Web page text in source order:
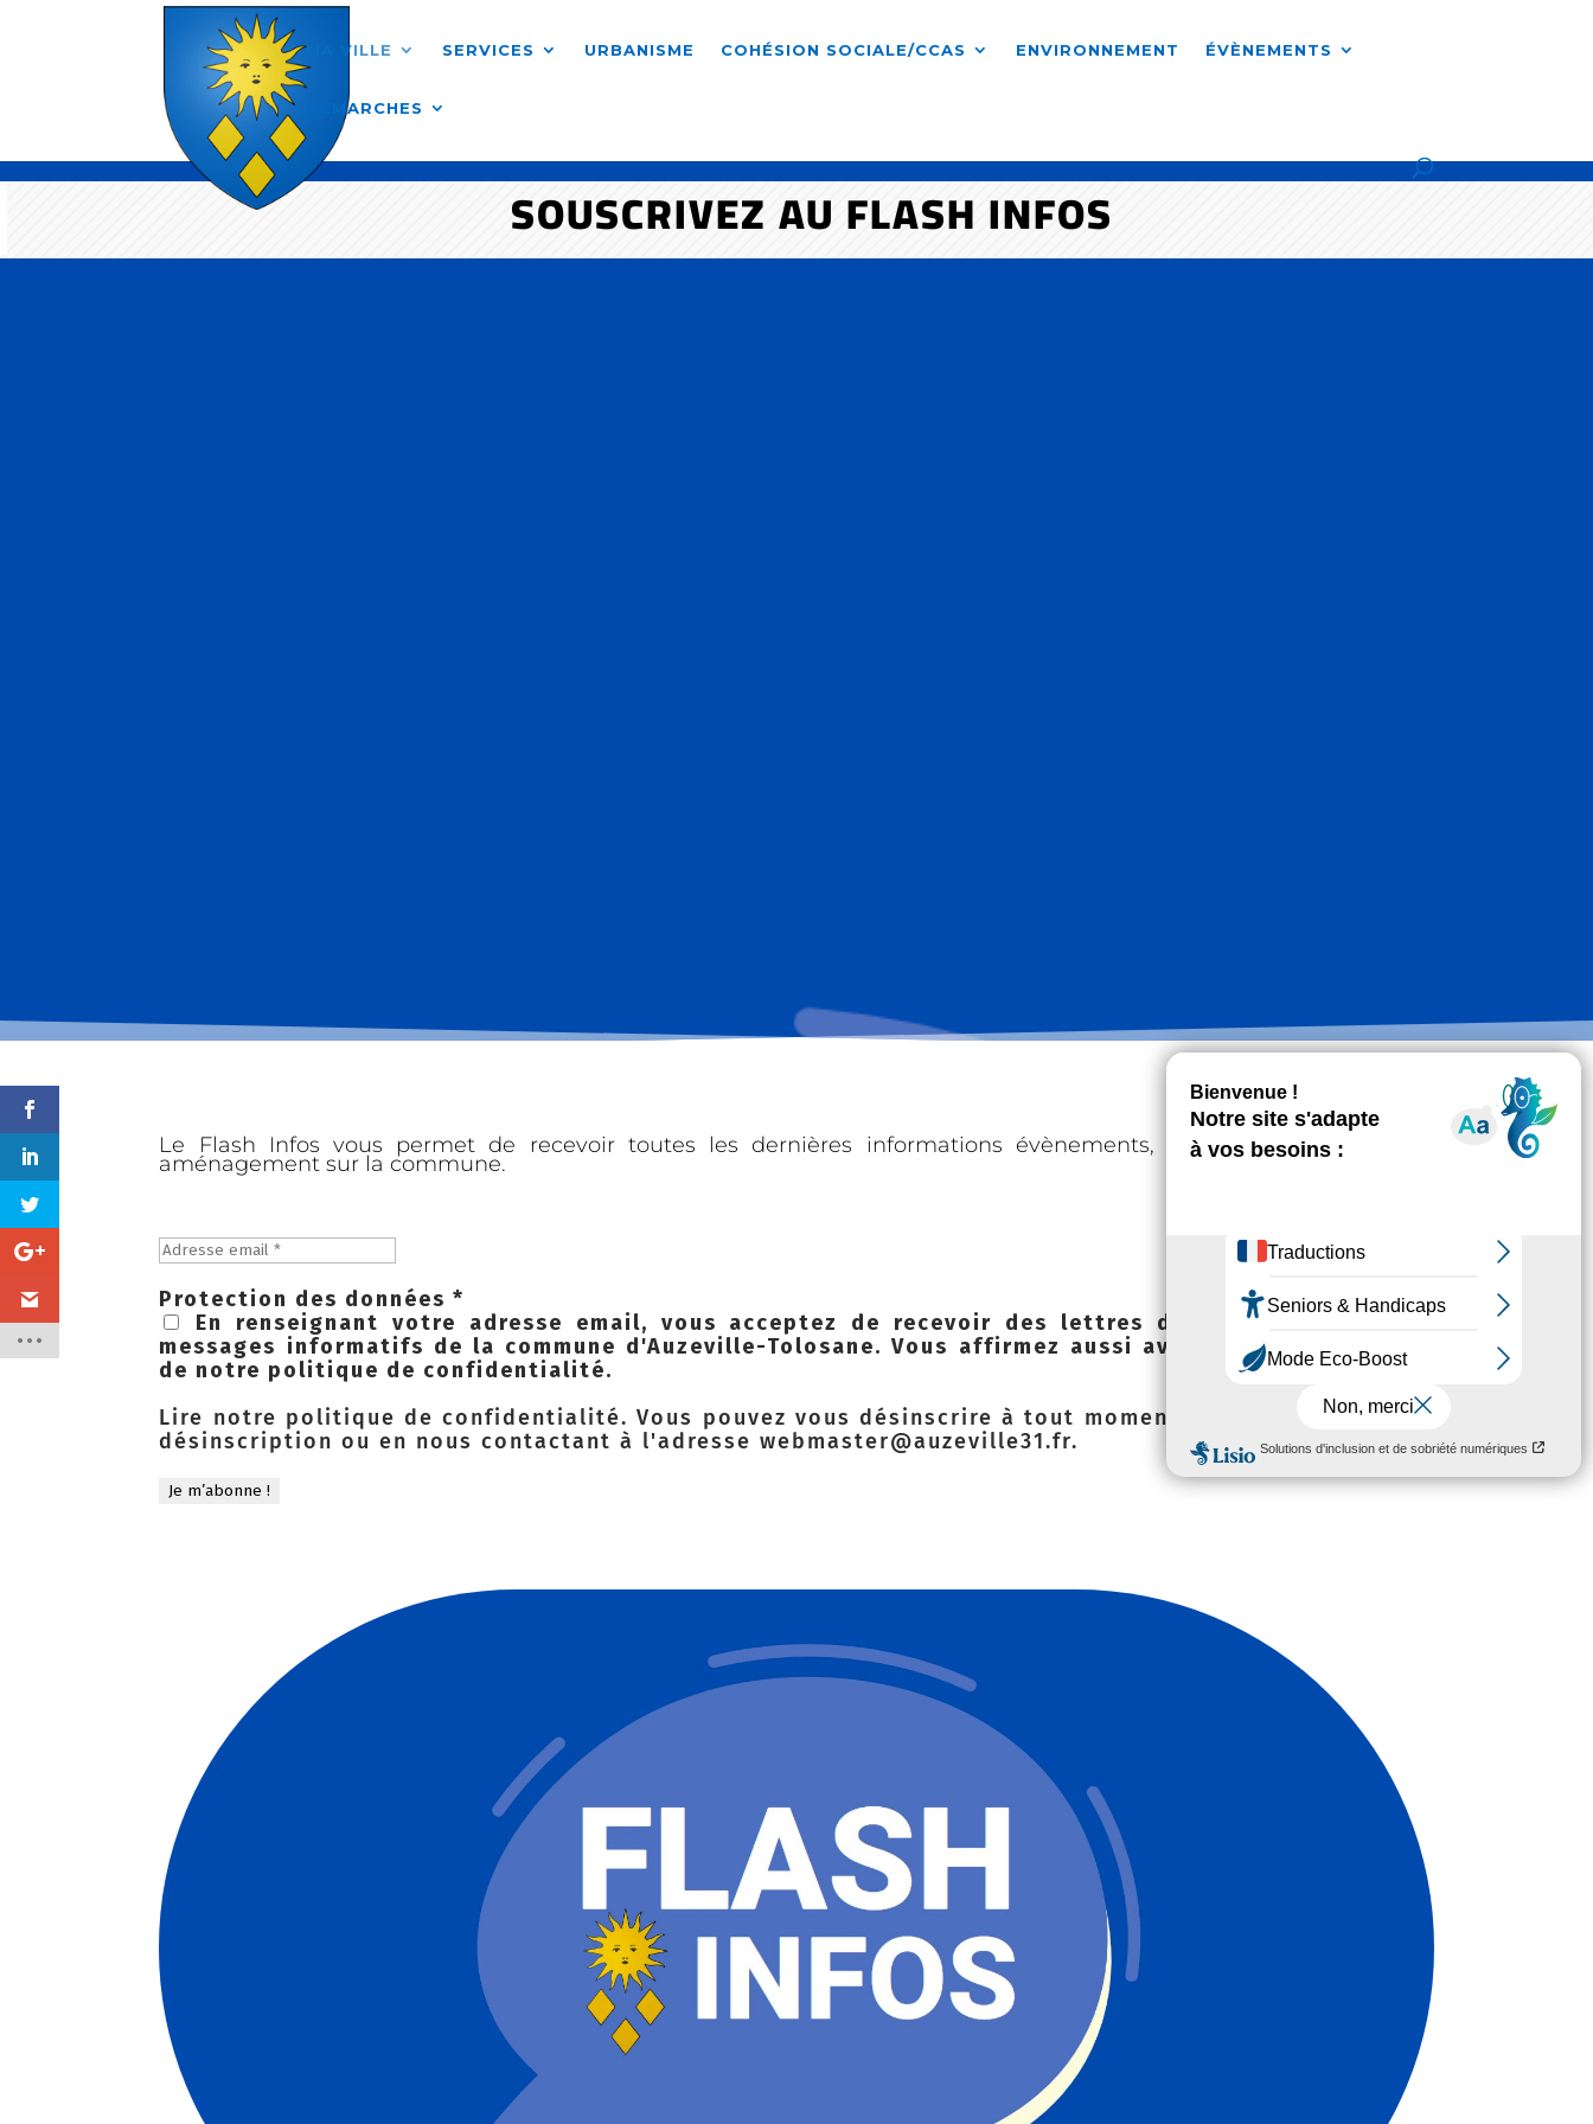
MA VILLE SERVICES URBANISME COHÉSION SOCIALE/CCAS ENVIRONNEMENT ÉVÈNEMENTS
DÉMARCHES
SOUSCRIVEZ AU FLASH INFOS
Le Flash Infos vous permet de recevoir toutes les dernières informations évènements, alertes et travaux et/ou
aménagement sur la commune.
Protection des données*
En renseignant votre adresse email, vous acceptez de recevoir des lettres d'informations ou des
messages informatifs de la commune d'Auzeville-Tolosane. Vous affirmez aussi avoir pris connaissance
de notre politique de confidentialité.
Lire notre politique de confidentialité. Vous pouvez vous désinscrire à tout moment à l'aide des liens de
désinscription ou en nous contactant à l'adressewebmaster@auzeville31.fr.